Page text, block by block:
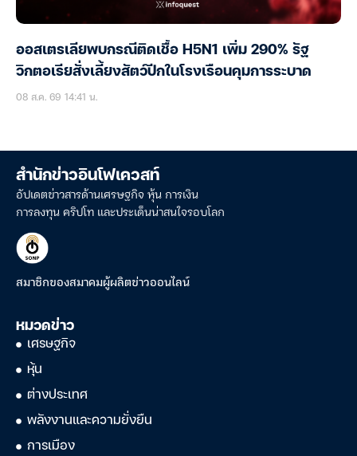
ออสเตรเลียพบกรณีติดเชื้อ H5N1 เพิ่ม 290% รัฐ
วิกตอเรียสั่งเลี้ยงสัตว์ปีกในโรงเรือนคุมการระบาด
08 ส.ค. 69 14:41 น.
สำนักข่าวอินโฟเควสท์
อัปเดตข่าวสารด้านเศรษฐกิจ หุ้น การเงิน
การลงทุน คริปโท และประเด็นน่าสนใจรอบโลก
สมาชิกของสมาคมผู้ผลิตข่าวออนไลน์
หมวดข่าว
เศรษฐกิจ
หุ้น
ต่างประเทศ
พลังงานและความยั่งยืน
การเมือง